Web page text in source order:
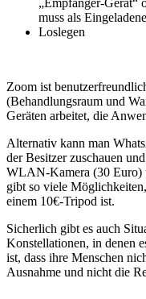
muss als
Loslegen
Zoom ist
(Behandlungsraum und
Geräten arbeitet, die
Alternativ kann man
der Besitzer zuschauen
WLAN-Kamera (30 Euro)
gibt so viele
einem 10€-Tripod ist.
Sicherlich gibt es auch
Konstellationen, in denen
ist, dass ihre Menschen
Ausnahme und nicht die